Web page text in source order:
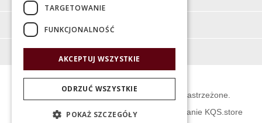
Moje konto
O firmie
© Świat Łazienek XXI w. Wszelkie prawa zastrzeżone.
Projekt graficzny KQSDesign: Oprogramowanie KQS.store
TARGETOWANIE
FUNKCJONALNOŚĆ
AKCEPTUJ WSZYSTKIE
ODRZUĆ WSZYSTKIE
POKAŻ SZCZEGÓŁY